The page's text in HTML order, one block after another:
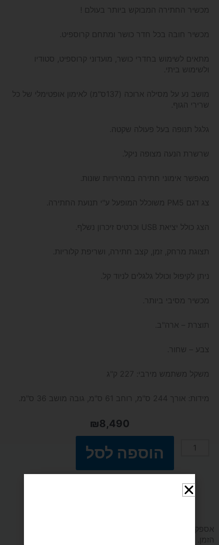
מכשיר החתירה המבוקש ביותר בעולם !
מכשיר חובה בכל חדר כושר ומתחם קרוספיט.
מתאים לשימוש בחדרי כושר, מועדוני קרוספיט, סטודיו
ולשימוש ביתי.
מושב נע על מסילה ארוכה (137ס"מ) לאימון אופטימלי של כל
שרירי הגוף.
גלגל תנופה בעל פעולה שקטה.
שרשרת הנעה מצופה ניקל.
מאפשר אימוני חתירה במהירויות שונות.
צג דגם PM5 משוכלל המופעל ע"י תנועת החתירה.
הצג כולל יציאת USB וכרטיס זיכרון נשלף.
תצוגת מרחק, זמן, קצב חתירה, ושריפת קלוריות.
ניתן לקיפול וכולל גלגלים לניוד קל.
מכשיר מסיבי ביותר.
תוצרת – ארה"ב.
צבע – שחור.
משקל משתמש מירבי: 227 ק"ג
מידות: אורך 244 ס"מ, רוחב 61 ס"מ, גובה מושב 36 ס"מ.
₪8,490
כמות
מכשיר
הוספה לסל
הזמן.